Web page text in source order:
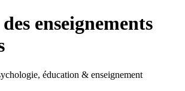
enseignements
éducation & enseignement